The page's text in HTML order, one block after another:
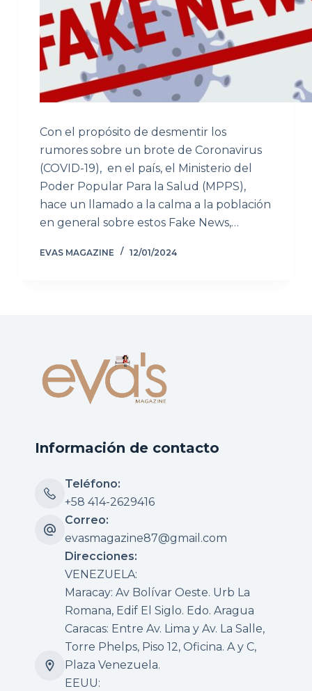
Con el propósito de desmentir los
rumores sobre un brote de Coronavirus
(COVID-19), en el país, el Ministerio del
Poder Popular Para la Salud (MPPS),
hace un llamado a la calma a la población
en general sobre estos Fake News,…
EVAS MAGAZINE 12/01/2024
Información de contacto
Teléfono:
+58 414-2629416
Correo:
evasmagazine87@gmail.com
Direcciones:
VENEZUELA:
Maracay: Av Bolívar Oeste. Urb La
Romana, Edif El Siglo. Edo. Aragua
Caracas: Entre Av. Lima y Av. La Salle,
Torre Phelps, Piso 12, Oficina. A y C,
Plaza Venezuela.
EEUU: